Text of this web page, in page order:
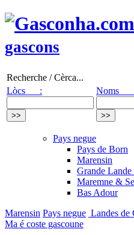
gascons
Recherche / Cèrca...
Lòcs :
Noms
Pays negue
Pays de Born
Marensin
Grande Lande
Maremne &
Bas Adour
Marensin Pays negue Landes de
Ma é coste gascoune